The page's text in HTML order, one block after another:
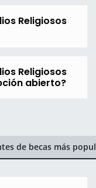
Religiosos
Religiosos
abierto?
de becas más